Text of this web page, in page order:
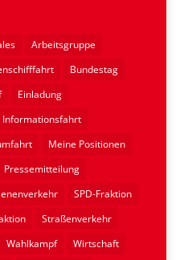
Arbeitsgruppe
Bundestag
Einladung
Informationsfahrt
Meine Positionen
Pressemitteilung
SPD-Fraktion
Straßenverkehr
Wahlkampf
Wirtschaft